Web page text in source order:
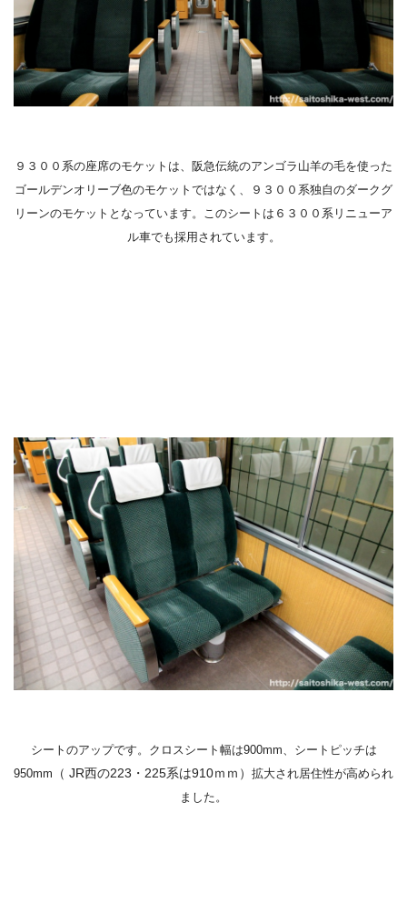
９３００系の座席のモケットは、阪急伝統のアンゴラ山羊の毛を使った
ゴールデンオリーブ色のモケットではなく、９３００系独自のダークグ
リーンのモケットとなっています。このシートは６３００系リニューア
ル車でも採用されています。
シートのアップです。 クロスシート幅は900mm、シートピッチは
950mm （ JR西の223・225系は910ｍｍ） 拡大され居住性が高められ
ました。